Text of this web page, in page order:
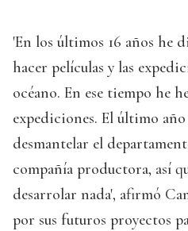
'En los últimos 16 años
hacer películas y las
océano. En ese tiempo he
expediciones. El último
desmantelar el
compañía productora, así
desarrolar nada', afirmó
por sus futuros proyectos